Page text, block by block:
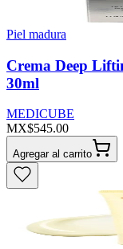
Piel madura
Crema Deep
30ml
MEDICUBE
MX$545.00
Agregar al carrito